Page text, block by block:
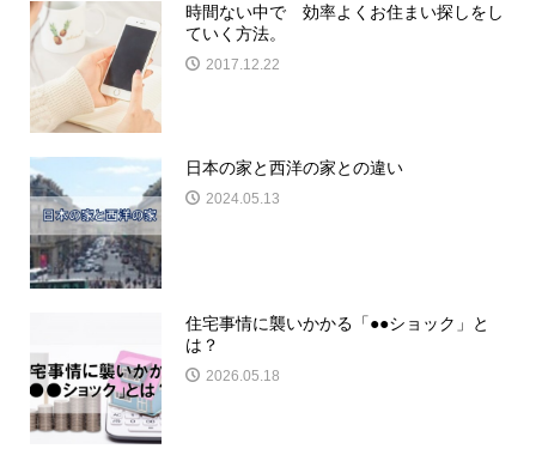
時間ない中で 効率よくお住まい探しをし
ていく方法。
2017.12.22
日本の家と西洋の家との違い
2024.05.13
住宅事情に襲いかかる「●●ショック」と
は？
2026.05.18